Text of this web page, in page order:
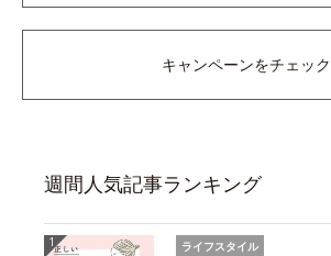
キャンペーンをチェック
週間人気記事ランキング
ライフスタイル